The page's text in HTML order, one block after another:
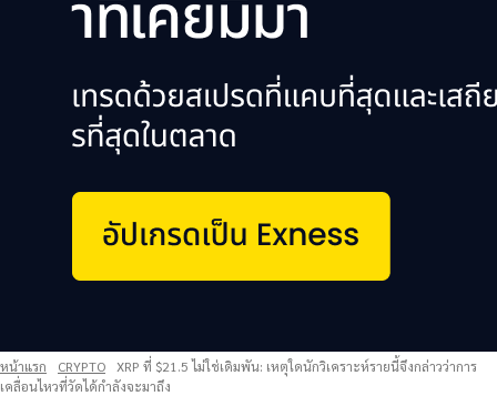
หน้าแรก CRYPTO
XRP ที่ $21.5 ไม่ใช่เดิมพัน: เหตุใดนักวิเคราะห์รายนี้จึงกล่าวว่าการ
เคลื่อนไหวที่วัดได้กำลังจะมาถึง